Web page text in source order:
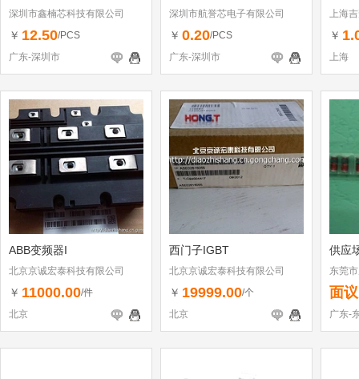
深圳市鑫楠芯科技有限公司
￥ 12.50/PCS
广东-深圳市
深圳市航誉芯电子有限公司
￥ 0.20/PCS
广东-深圳市
上海
￥
上海
ABB变频器I
北京京诚宏泰科技有限公司
￥ 11000.00/件
北京
西门子IGBT
北京京诚宏泰科技有限公司
￥ 19999.00/个
北京
供应
东莞
面议
广东-